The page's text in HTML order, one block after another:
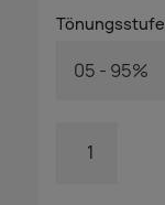
Tönungsstufe